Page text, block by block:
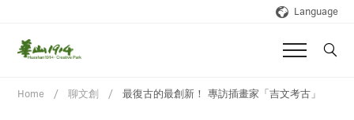
Language
Home 聊文創 最復古的最創新！ 專訪插畫家「吉文考古」